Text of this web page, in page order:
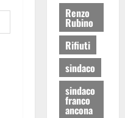
Renzo
Rubino
Rifiuti
sindaco
sindaco
franco
ancona